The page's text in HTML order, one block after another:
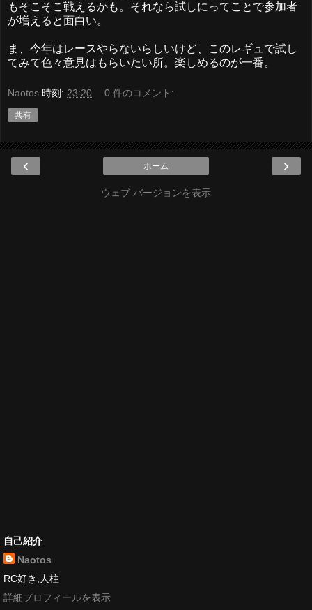
もそこそこ戦えるかも。それなら試しにってことで参加者
が増えると面白い。
ま、今年はレースやらないらしいけど、このレギュで試し
てみて色々意見はもらいたい所。楽しめるのが一番。
Naotos 時刻: 23:20 0 件のコメント:
共有
‹ ›
ホーム
ウェブ バージョンを表示
自己紹介
Naotos
RC好き,人柱
詳細プロフィールを表示